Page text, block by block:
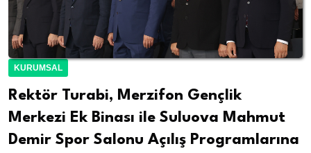
KURUMSAL
Rektör Turabi, Merzifon Gençlik
Merkezi Ek Binası ile Suluova Mahmut
Demir Spor Salonu Açılış Programlarına